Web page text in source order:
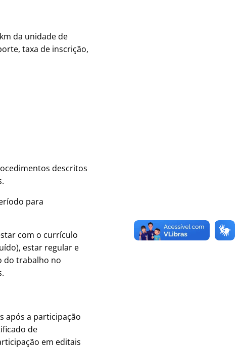
da unidade de
taxa de inscrição,
descritos
para
com o currículo
estar regular e
do trabalho no
após a participação
de
em editais